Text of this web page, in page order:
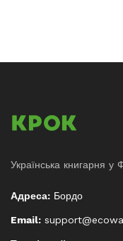
Українська книгарня у
Адреса: Бордо
Email: